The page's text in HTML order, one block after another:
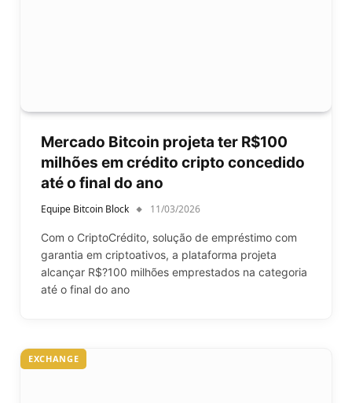
Mercado Bitcoin projeta ter R$100
milhões em crédito cripto concedido
até o final do ano
Equipe Bitcoin Block 11/03/2026
Com o CriptoCrédito, solução de empréstimo com
garantia em criptoativos, a plataforma projeta
alcançar R$?100 milhões emprestados na categoria
até o final do ano
EXCHANGE